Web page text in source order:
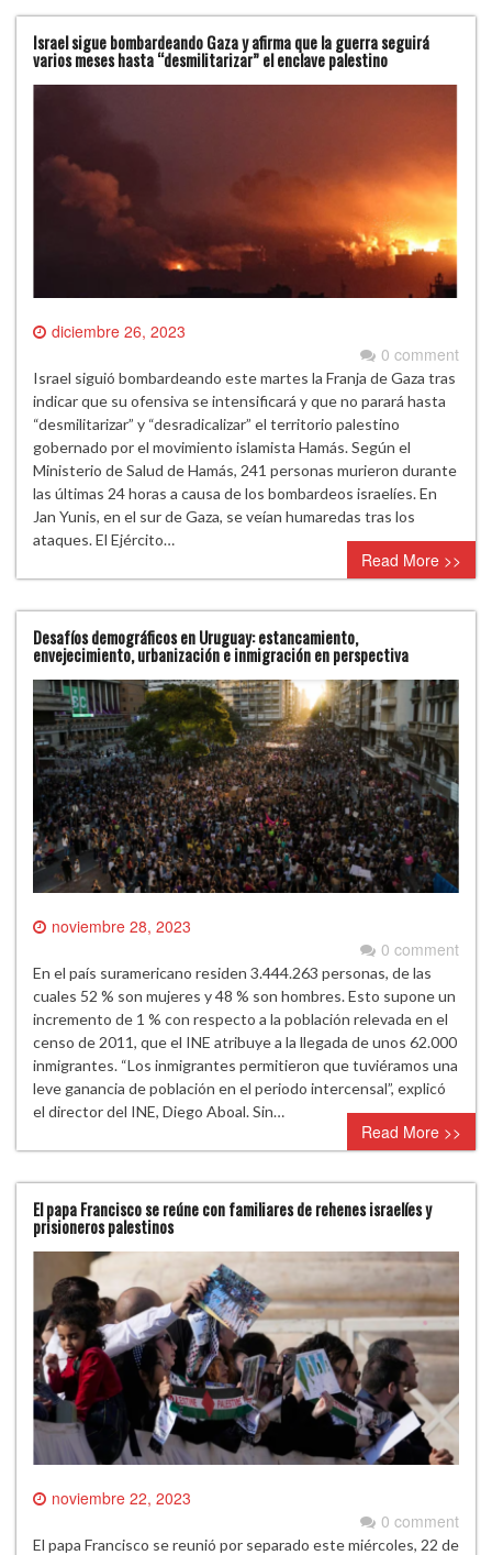
Israel sigue bombardeando Gaza y afirma que la guerra seguirá
varios meses hasta “desmilitarizar” el enclave palestino
diciembre 26, 2023
0 comment
Israel siguió bombardeando este martes la Franja de Gaza tras
indicar que su ofensiva se intensificará y que no parará hasta
“desmilitarizar” y “desradicalizar” el territorio palestino
gobernado por el movimiento islamista Hamás. Según el
Ministerio de Salud de Hamás, 241 personas murieron durante
las últimas 24 horas a causa de los bombardeos israelíes. En
Jan Yunis, en el sur de Gaza, se veían humaredas tras los
ataques. El Ejército…
Read More >>
Desafíos demográficos en Uruguay: estancamiento,
envejecimiento, urbanización e inmigración en perspectiva
noviembre 28, 2023
0 comment
En el país suramericano residen 3.444.263 personas, de las
cuales 52 % son mujeres y 48 % son hombres. Esto supone un
incremento de 1 % con respecto a la población relevada en el
censo de 2011, que el INE atribuye a la llegada de unos 62.000
inmigrantes. “Los inmigrantes permitieron que tuviéramos una
leve ganancia de población en el periodo intercensal”, explicó
el director del INE, Diego Aboal. Sin…
Read More >>
El papa Francisco se reúne con familiares de rehenes israelíes y
prisioneros palestinos
noviembre 22, 2023
0 comment
El papa Francisco se reunió por separado este miércoles, 22 de